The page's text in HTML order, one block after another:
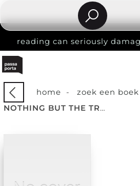
reading can seriously
home - zoek een boek
NOTHING BUT THE TRUTH!